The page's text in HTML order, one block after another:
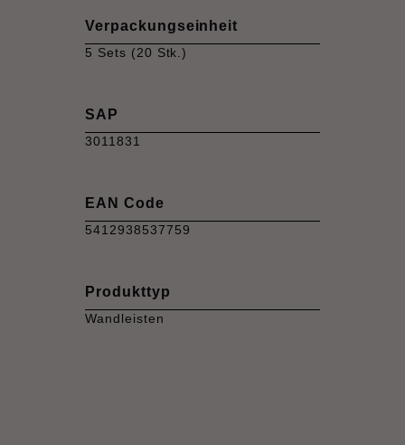
Verpackungseinheit
5 Sets (20 Stk.)
SAP
3011831
EAN Code
5412938537759
Produkttyp
Wandleisten